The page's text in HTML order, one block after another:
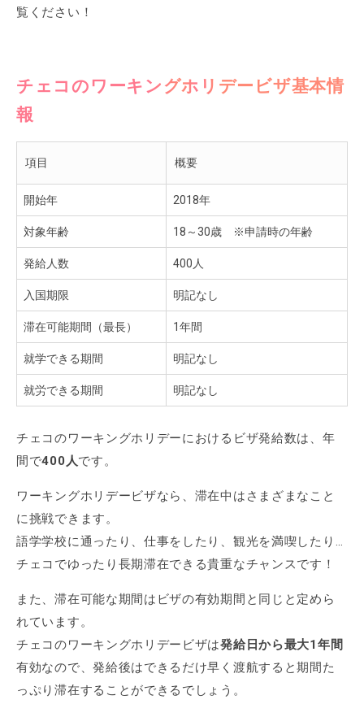
覧ください！
チェコのワーキングホリデービザ基本情
報
項目 概要
開始年 2018年
対象年齢 18～30歳 ※申請時の年齢
発給人数 400人
入国期限 明記なし
滞在可能期間（最長） 1年間
就学できる期間 明記なし
就労できる期間 明記なし
チェコのワーキングホリデーにおけるビザ発給数は、年
間で400人です。
ワーキングホリデービザなら、滞在中はさまざまなこと
に挑戦できます。
語学学校に通ったり、仕事をしたり、観光を満喫したり…
チェコでゆったり長期滞在できる貴重なチャンスです！
また、滞在可能な期間はビザの有効期間と同じと定めら
れています。
チェコのワーキングホリデービザは発給日から最大1年間
有効なので、発給後はできるだけ早く渡航すると期間た
っぷり滞在することができるでしょう。